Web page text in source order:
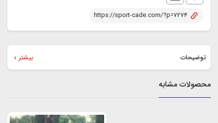
https://sport-cade.com/?p=7274
توضیحات بیشتر
جنس فایبر گلاس خام مدل تیوتا کرولا نصب به صورت پیچی و چسبی
محصولات مشابه